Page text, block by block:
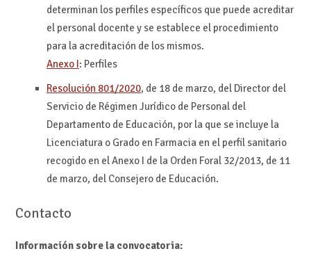
determinan los perfiles específicos que puede acreditar
el personal docente y se establece el procedimiento
para la acreditación de los mismos.
Anexo I: Perfiles
Resolución 801/2020, de 18 de marzo, del Director del
Servicio de Régimen Jurídico de Personal del
Departamento de Educación, por la que se incluye la
Licenciatura o Grado en Farmacia en el perfil sanitario
recogido en el Anexo I de la Orden Foral 32/2013, de 11
de marzo, del Consejero de Educación.
Contacto
Información sobre la convocatoria: